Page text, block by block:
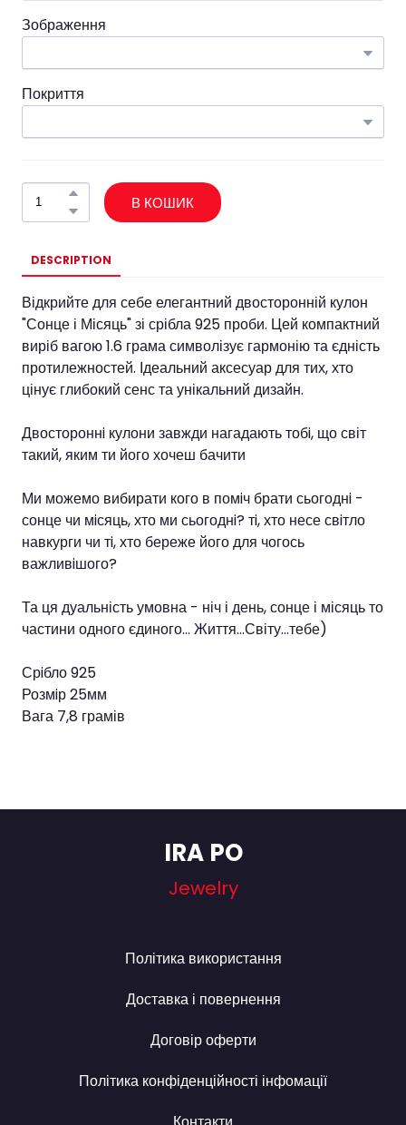
Зображення
Покриття
В КОШИК
DESCRIPTION
Відкрийте для себе елегантний двосторонній кулон
"Сонце і Місяць" зі срібла 925 проби. Цей компактний
виріб вагою 1.6 грама символізує гармонію та єдність
протилежностей. Ідеальний аксесуар для тих, хто
цінує глибокий сенс та унікальний дизайн.
Двостороннi кулони завжди нагадають тобi, що світ
такий, яким ти його хочеш бачити
Ми можемо вибирати кого в помiч брати сьогоднi -
сонце чи мiсяць, хто ми сьогоднi? тi, хто несе свiтло
навкурги чи тi, хто береже його для чогось
важливiшого?
Та ця дуальність умовна - ніч і день, сонце і місяць то
частини одного єдиного... Життя...Світу...тебе)
Срiбло 925
Розмiр 25мм
Вага 7,8 грамів
IRA PO
Jewelry
Політика використання
Доставка і повернення
Договір оферти
Політика конфіденційності інфомації